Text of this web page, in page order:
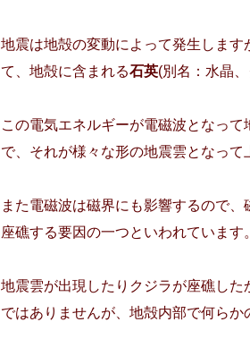
地震は地殻の変動によって発生しま
て、地殻に含まれる石英(別名：水晶
この電気エネルギーが電磁波となっ
で、それが様々な形の地震雲となって
また電磁波は磁界にも影響するので
座礁する要因の一つといわれています。
地震雲が出現したりクジラが座礁し
ではありませんが、地殻内部で何らか